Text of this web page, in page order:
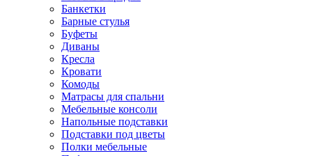
Банкетки
Барные стулья
Буфеты
Диваны
Кресла
Кровати
Комоды
Матрасы для спальни
Мебельные консоли
Напольные подставки
Подставки под цветы
Полки мебельные